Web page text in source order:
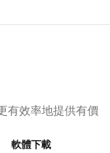
有效率地提供有價
軟體下載